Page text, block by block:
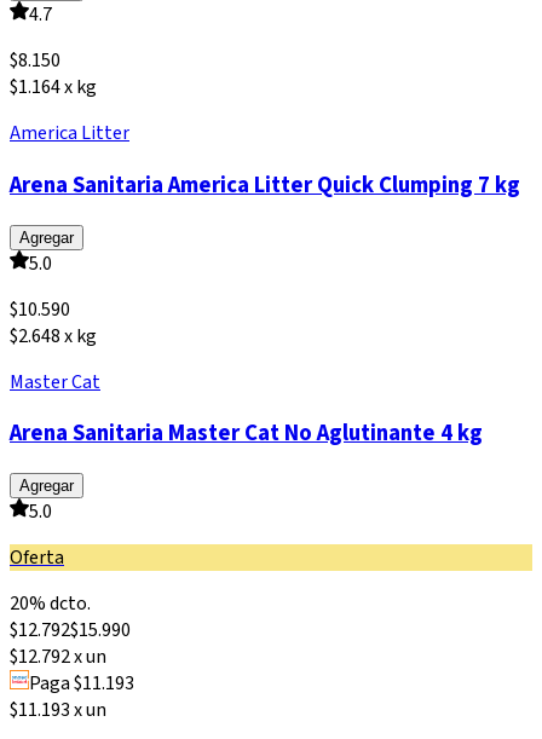
4.7
$8.150
$1.164 x kg
America Litter
Arena Sanitaria America Litter Quick Clumping 7 kg
Agregar
5.0
$10.590
$2.648 x kg
Master Cat
Arena Sanitaria Master Cat No Aglutinante 4 kg
Agregar
5.0
Oferta
20% dcto.
$12.792$15.990
$12.792 x un
Paga $11.193
$11.193 x un